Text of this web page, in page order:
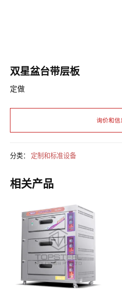
双星盆台带层板
定做
分类： 定制和标准设备
相关产品